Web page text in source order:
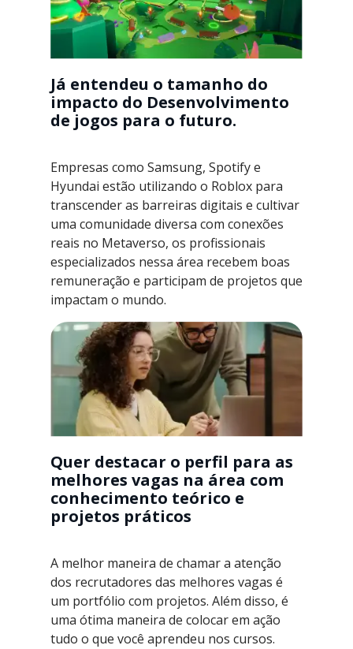
Já entendeu o tamanho do
impacto do Desenvolvimento
de jogos para o futuro.
Empresas como Samsung, Spotify e
Hyundai estão utilizando o Roblox para
transcender as barreiras digitais e cultivar
uma comunidade diversa com conexões
reais no Metaverso, os profissionais
especializados nessa área recebem boas
remuneração e participam de projetos que
impactam o mundo.
Quer destacar o perfil para as
melhores vagas na área com
conhecimento teórico e
projetos práticos
A melhor maneira de chamar a atenção
dos recrutadores das melhores vagas é
um portfólio com projetos. Além disso, é
uma ótima maneira de colocar em ação
tudo o que você aprendeu nos cursos.